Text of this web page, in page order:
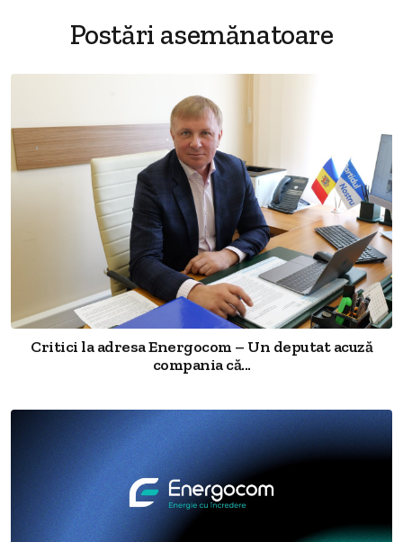
Postări asemănatoare
Critici la adresa Energocom – Un deputat acuză
compania că...